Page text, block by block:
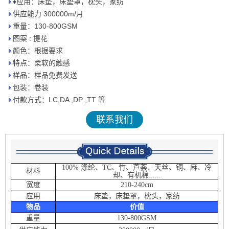
供应能力 300000m/月
重量：130-800GSM
图案 : 提花
颜色：根据要求
特点：柔软的触感
样品：样品免费发送
包装：卷装
付款方式：LC,DA ,DP ,TT 等
联系我们
材料
100% 涤纶、TC、竹、芦荟、天丝、铜、麻、冷
却、有机棉......
宽度
210-240cm
应用
床垫，床垫罩，枕头，家纺
物品
价值
重量
130-800GSM